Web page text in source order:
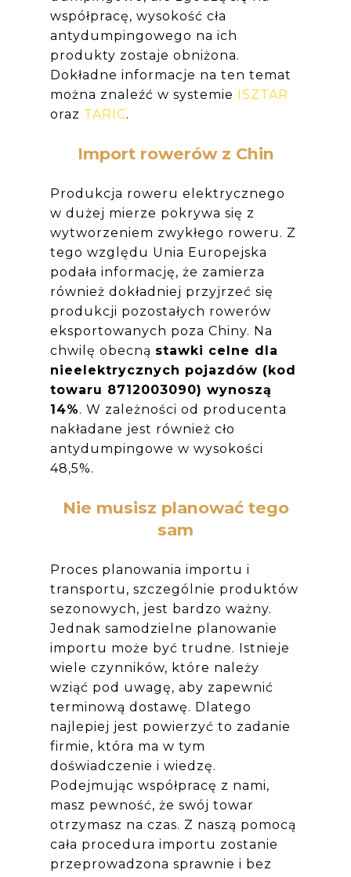
współpracę, wysokość cła
antydumpingowego na ich
produkty zostaje obniżona.
Dokładne informacje na ten temat
można znaleźć w systemie ISZTAR
oraz TARIC.
Import rowerów z Chin
Produkcja roweru elektrycznego
w dużej mierze pokrywa się z
wytworzeniem zwykłego roweru. Z
tego względu Unia Europejska
podała informację, że zamierza
również dokładniej przyjrzeć się
produkcji pozostałych rowerów
eksportowanych poza Chiny. Na
chwilę obecną stawki celne dla
nieelektrycznych pojazdów (kod
towaru 8712003090) wynoszą
14%. W zależności od producenta
nakładane jest również cło
antydumpingowe w wysokości
48,5%.
Nie musisz planować tego
sam
Proces planowania importu i
transportu, szczególnie produktów
sezonowych, jest bardzo ważny.
Jednak samodzielne planowanie
importu może być trudne. Istnieje
wiele czynników, które należy
wziąć pod uwagę, aby zapewnić
terminową dostawę. Dlatego
najlepiej jest powierzyć to zadanie
firmie, która ma w tym
doświadczenie i wiedzę.
Podejmując współpracę z nami,
masz pewność, że swój towar
otrzymasz na czas. Z naszą pomocą
cała procedura importu zostanie
przeprowadzona sprawnie i bez